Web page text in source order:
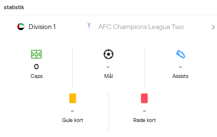
statistik
Division 1 AFC Champions League Two
0
Caps
-
Mål
-
Assists
-
Gule kort
-
Røde kort